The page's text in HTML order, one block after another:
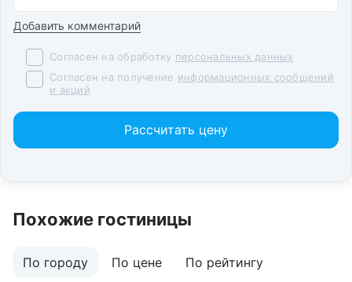
Добавить комментарий
Согласен на обработку персональных данных
Согласен на получение информационных сообщений
и акций
Рассчитать цену
Похожие гостиницы
По городу По цене По рейтингу